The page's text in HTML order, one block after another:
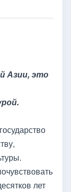
Азии, это
лет